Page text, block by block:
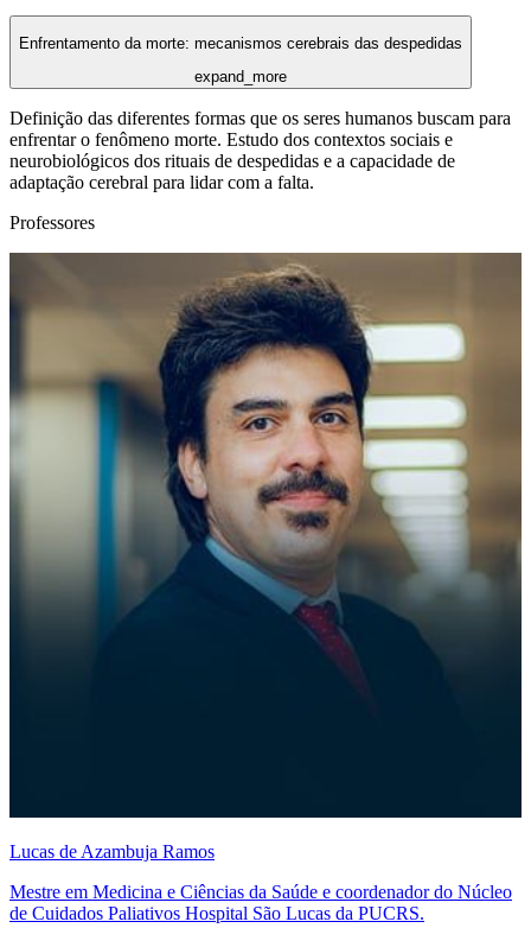
Enfrentamento da morte: mecanismos cerebrais das despedidas
expand_more
Definição das diferentes formas que os seres humanos buscam para
enfrentar o fenômeno morte. Estudo dos contextos sociais e
neurobiológicos dos rituais de despedidas e a capacidade de
adaptação cerebral para lidar com a falta.
Professores
Lucas de Azambuja Ramos
Mestre em Medicina e Ciências da Saúde e coordenador do Núcleo
de Cuidados Paliativos Hospital São Lucas da PUCRS.